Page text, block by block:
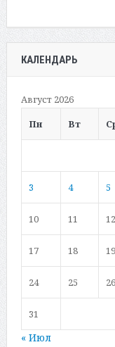
КАЛЕНДАРЬ
Август 2026
Пн
Вт
3 4 5
10 11 12
17 18 19
24 25 26
31
« Июл